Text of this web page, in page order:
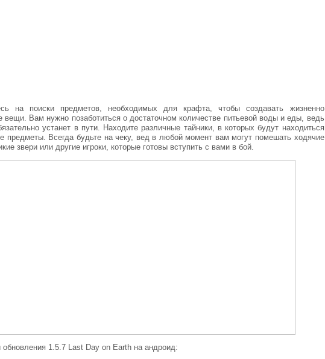
на поиски предметов, необходимых для крафта, чтобы создавать жизненно
вещи. Вам нужно позаботиться о достаточном количестве питьевой воды и еды, ведь
устанет в пути. Находите различные тайники, в которых будут находиться
предметы. Всегда будьте на чеку, вед в любой момент вам могут помешать ходячие
звери или другие игроки, которые готовы вступить с вами в бой.
обновления 1.5.7 Last Day on Earth на андроид: